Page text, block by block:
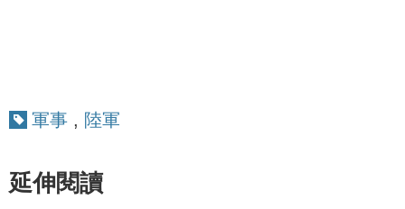
軍事 , 陸軍
延伸閱讀